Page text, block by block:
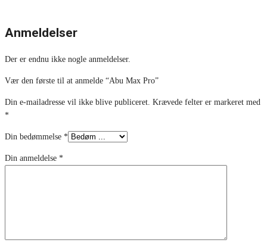
Anmeldelser
Der er endnu ikke nogle anmeldelser.
Vær den første til at anmelde “Abu Max Pro”
Din e-mailadresse vil ikke blive publiceret. Krævede felter er markeret med
*
Din bedømmelse *
Din anmeldelse *